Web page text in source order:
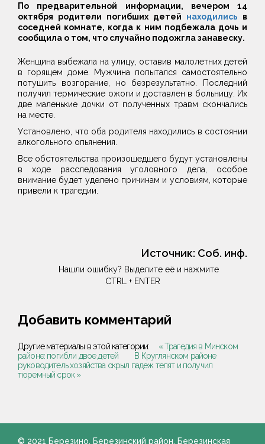
По предварительной информации, вечером 14
октября родители погибших детей находились в
соседней комнате, когда к ним подбежала дочь и
сообщила о том, что случайно подожгла занавеску.
Женщина выбежала на улицу, оставив малолетних детей
в горящем доме. Мужчина попытался самостоятельно
потушить возгорание, но безрезультатно. Последний
получил термические ожоги и доставлен в больницу. Их
две маленькие дочки от полученных травм скончались
на месте.
Установлено, что оба родителя находились в состоянии
алкогольного опьянения.
Все обстоятельства произошедшего будут установлены
в ходе расследования уголовного дела, особое
внимание будет уделено причинам и условиям, которые
привели к трагедии.
Источник: Соб. инф.
Нашли ошибку? Выделите её и нажмите
CTRL + ENTER
Добавить комментарий
Другие материалы в этой категории:
« Трагедия в Минском
районе: погибли двое детей
В Круглянском районе
руководитель хозяйства скрыл падеж телят и получил
тюремный срок »
© 2021 Березино. Березинский район. Березинская